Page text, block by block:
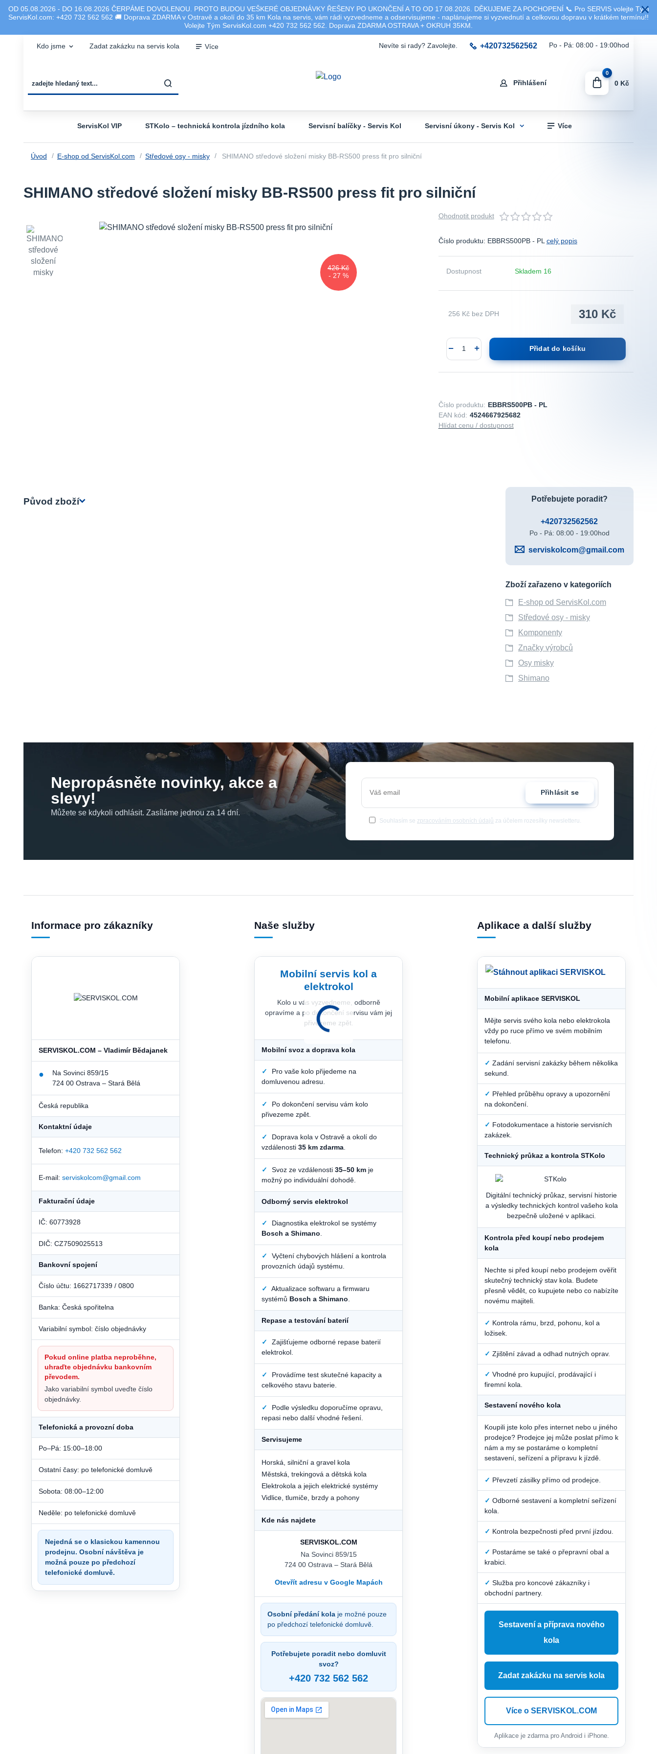
OD 05.08.2026 - DO 16.08.2026 ČERPÁME DOVOLENOU. PROTO BUDOU VEŠKERÉ OBJEDNÁVKY ŘEŠENY PO UKONČENÍ A TO OD 17.08.2026. DĚKUJEME ZA POCHOPENÍ 📞 Pro SERVIS volejte Tým
ServisKol.com: +420 732 562 562 🚚 Doprava ZDARMA v Ostravě a okolí do 35 km Kola na servis, vám rádi vyzvedneme a odservisujeme - naplánujeme si vyzvednutí a celkovou dopravu v krátkém termínu!!
Volejte Tým ServisKol.com +420 732 562 562. Doprava ZDARMA OSTRAVA + OKRUH 35KM.
Kdo jsme Zadat zakázku na servis kola Více
Přihlášení
Nevíte si rady? Zavolejte. +420732562562 Po - Pá: 08:00 - 19:00hod
0
0 Kč
ServisKol VIP STKolo – technická kontrola jízdního kola Servisní balíčky - Servis Kol Servisní úkony - Servis Kol Více
Úvod E-shop od ServisKol.com Středové osy - misky SHIMANO středové složení misky BB-RS500 press fit pro silniční
SHIMANO středové složení misky BB-RS500 press fit pro silniční
426 Kč
- 27 %
Ohodnotit produkt
Číslo produktu: EBBRS500PB - PL celý popis
Dostupnost Skladem 16
310 Kč
256 Kč bez DPH
Přidat do košíku
Číslo produktu: EBBRS500PB - PL
EAN kód: 4524667925682
Hlídat cenu / dostupnost
Původ zboží Potřebujete poradit?
+420732562562
Po - Pá: 08:00 - 19:00hod
serviskolcom@gmail.com
Zboží zařazeno v kategoriích
E-shop od ServisKol.com
Středové osy - misky
Komponenty
Značky výrobců
Osy misky
Shimano
Nepropásněte novinky, akce a
slevy!
Můžete se kdykoli odhlásit. Zasíláme jednou za 14 dní.
Přihlásit se
Souhlasím se zpracováním osobních údajů za účelem rozesílky newsletteru.
Informace pro zákazníky
SERVISKOL.COM – Vladimír Bědajanek
●
Na Sovinci 859/15
724 00 Ostrava – Stará Bělá
Česká republika
Kontaktní údaje
Telefon: +420 732 562 562
E-mail: serviskolcom@gmail.com
Fakturační údaje
IČ: 60773928
DIČ: CZ7509025513
Bankovní spojení
Číslo účtu: 1662717339 / 0800
Banka: Česká spořitelna
Variabilní symbol: číslo objednávky
Pokud online platba neproběhne,
uhraďte objednávku bankovním
převodem.
Jako variabilní symbol uveďte číslo
objednávky.
Telefonická a provozní doba
Po–Pá: 15:00–18:00
Ostatní časy: po telefonické domluvě
Sobota: 08:00–12:00
Neděle: po telefonické domluvě
Nejedná se o klasickou kamennou
prodejnu. Osobní návštěva je
možná pouze po předchozí
telefonické domluvě.
Naše služby
Mobilní servis kol a
elektrokol
Kolo u vás vyzvedneme, odborně
opravíme a po dokončení servisu vám jej
přivezeme zpět.
Mobilní svoz a doprava kola
✓
Pro vaše kolo přijedeme na
domluvenou adresu.
✓
Po dokončení servisu vám kolo
přivezeme zpět.
✓
Doprava kola v Ostravě a okolí do
vzdálenosti 35 km zdarma
✓ Svoz ze vzdálenosti 35–50 km je
možný po individuální dohodě.
Odborný servis elektrokol
✓
Diagnostika elektrokol se systémy
Bosch a Shimano
✓
Vyčtení chybových hlášení a kontrola
provozních údajů systému.
✓
Aktualizace softwaru a firmwaru
systémů Bosch a Shimano
Repase a testování baterií
✓
Zajišťujeme odborné repase baterií
elektrokol.
✓
Provádíme test skutečné kapacity a
celkového stavu baterie.
✓
Podle výsledku doporučíme opravu,
repasi nebo další vhodné řešení.
Servisujeme
Horská, silniční a gravel kola
Městská, trekingová a dětská kola
Elektrokola a jejich elektrické systémy
Vidlice, tlumiče, brzdy a pohony
Kde nás najdete
SERVISKOL.COM
Na Sovinci 859/15
724 00 Ostrava – Stará Bělá
Otevřít adresu v Google Mapách
Osobní předání kola je možné pouze
po předchozí telefonické domluvě.
Potřebujete poradit nebo domluvit
svoz?
+420 732 562 562
Aplikace a další služby
Mobilní aplikace SERVISKOL
Mějte servis svého kola nebo elektrokola
vždy po ruce přímo ve svém mobilním
telefonu.
✓ Zadání servisní zakázky během několika
sekund.
✓ Přehled průběhu opravy a upozornění
na dokončení.
✓ Fotodokumentace a historie servisních
zakázek.
Technický průkaz a kontrola STKolo
Digitální technický průkaz, servisní historie
a výsledky technických kontrol vašeho kola
bezpečně uložené v aplikaci.
Kontrola před koupí nebo prodejem
kola
Nechte si před koupí nebo prodejem ověřit
skutečný technický stav kola. Budete
přesně vědět, co kupujete nebo co nabízíte
novému majiteli.
✓ Kontrola rámu, brzd, pohonu, kol a
ložisek.
✓ Zjištění závad a odhad nutných oprav.
✓ Vhodné pro kupující, prodávající i
firemní kola.
Sestavení nového kola
Koupili jste kolo přes internet nebo u jiného
prodejce? Prodejce jej může poslat přímo k
nám a my se postaráme o kompletní
sestavení, seřízení a přípravu k jízdě.
✓ Převzetí zásilky přímo od prodejce.
✓ Odborné sestavení a kompletní seřízení
kola.
✓ Kontrola bezpečnosti před první jízdou.
✓ Postaráme se také o přepravní obal a
krabici.
✓ Služba pro koncové zákazníky i
obchodní partnery.
Sestavení a příprava nového
kola
Zadat zakázku na servis kola
Více o SERVISKOL.COM
Aplikace je zdarma pro Android i iPhone.